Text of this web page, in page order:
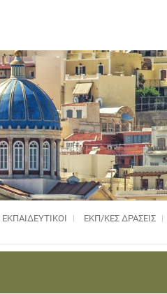
ΕΚΠΑΙΔΕΥΤΙΚΟΙ ΕΚΠ/ΚΕΣ ΔΡΑΣΕΙΣ